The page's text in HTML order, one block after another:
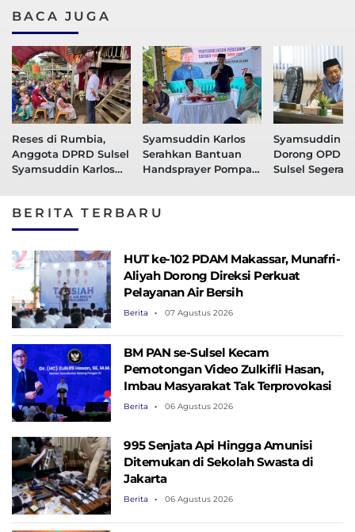
BACA JUGA
Reses di Rumbia,
Anggota DPRD Sulsel
Syamsuddin Karlos
Syamsuddin Karlos
Serahkan Bantuan
Handsprayer Pompa
Syamsuddin
Dorong OPD
Sulsel Segera
BERITA TERBARU
HUT ke-102 PDAM Makassar, Munafri-
Aliyah Dorong Direksi Perkuat
Pelayanan Air Bersih
Berita 07 Agustus 2026
BM PAN se-Sulsel Kecam
Pemotongan Video Zulkifli Hasan,
Imbau Masyarakat Tak Terprovokasi
Berita 06 Agustus 2026
995 Senjata Api Hingga Amunisi
Ditemukan di Sekolah Swasta di
Jakarta
Berita 06 Agustus 2026